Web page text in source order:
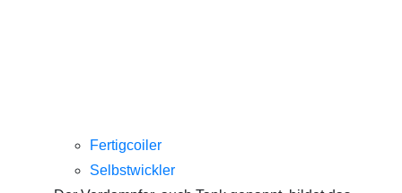
Fertigcoiler
Selbstwickler